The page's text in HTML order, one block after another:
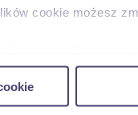
cookie możesz
o tym, jak korzystasz
Partnerzy mogą
z ich usług.